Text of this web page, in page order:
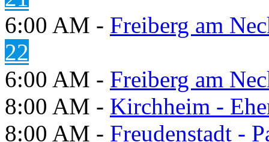
6:00 AM - Freiberg am
22
6:00 AM - Freiberg am
8:00 AM - Kirchheim -
8:00 AM - Freudenstadt -